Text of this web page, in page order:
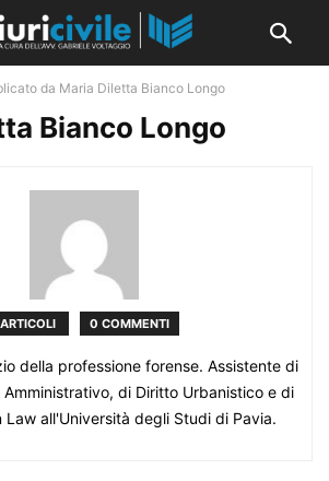
da Maria Diletta Bianco Longo
Bianco Longo
0 COMMENTI
della professione forense. Assistente di
di Diritto Urbanistico e di
Law all'Università degli Studi di Pavia.